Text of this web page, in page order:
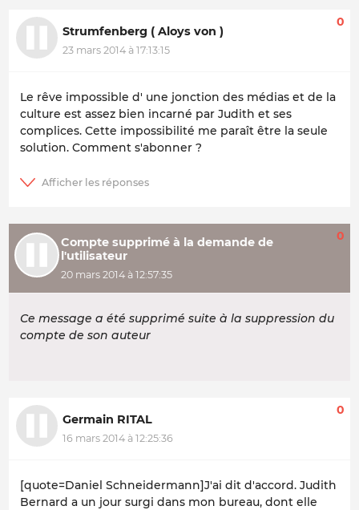
Strumfenberg ( Aloys von )
23 mars 2014 à 17:13:15
0
Le rêve impossible d' une jonction des médias et de la
culture est assez bien incarné par Judith et ses
complices. Cette impossibilité me paraît être la seule
solution. Comment s'abonner ?
Compte supprimé à la demande de
l'utilisateur
20 mars 2014 à 12:57:35
0
Ce message a été supprimé suite à la suppression du
compte de son auteur
Germain RITAL
16 mars 2014 à 12:25:36
0
[quote=Daniel Schneidermann]J'ai dit d'accord. Judith
Bernard a un jour surgi dans mon bureau, dont elle